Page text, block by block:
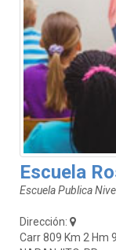
Escuela
Escuela Publica
Dirección:
Carr 809 Km 2 Hm